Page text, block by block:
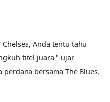
Anda tentu tahu
titel juara," ujar
perdana bersama The Blues.